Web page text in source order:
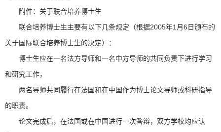
附件：关于联合培养博士生
联合培养博士生主要有以下几条规定（根据2005年1月6日颁布的
关于国际联合培养博士生的决定）：
博士生应在一名法方导师和一名中方导师的共同负责下进行学习
和研究工作，
两名导师共同履行在法国和在中国作为博士论文导师或科研指导
的职责。
论文完成后，在法国或在中国进行一次答辩，双方学校均应认